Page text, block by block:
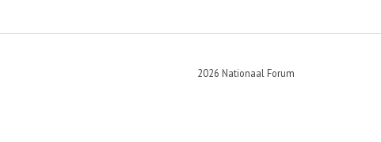
2026 Nationaal Forum